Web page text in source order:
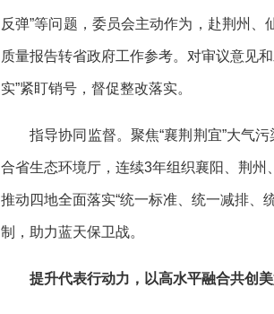
反弹”等问题，委员会主动作为，赴荆州
质量报告转省政府工作参考。对审议意见
实”紧盯销号，督促整改落实。
指导协同监督。聚焦“襄荆荆宜”大气
合省生态环境厅，连续3年组织襄阳、荆
推动四地全面落实“统一标准、统一减排、
制，助力蓝天保卫战。
提升代表行动力，以高水平融合共创